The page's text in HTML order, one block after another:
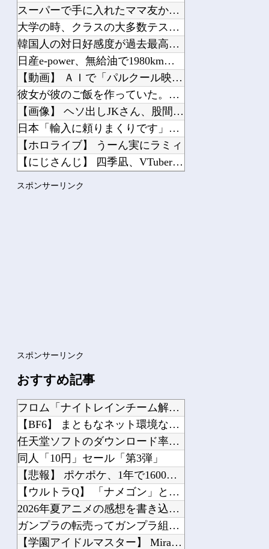
スーパーで手に入れたママ友からとうとうプールのお誘いが来た
大学の時、クラスの大多数テストでカンニングしてた科目があった...
韓国人の対日好感度が過去最高に、「ノージャパン」は終わった？...
日産e-power、無給油で1980km走行しギネス記録を達...
【動画】 ＡＩで「パルクール映像」を作ったらなんかコワい結果...
彼女が彼のご飯を作っていた。腹減った！もう待てないよぉ！ →...
【画像】 ヘソ出しJKさん、股間の方まで見えてしまうｗｗｗｗ...
日本「輸入に頼りまくりです」高市「円安ホクホク！ホクホクゥ！...
【ホロライブ】 うーん実にラミィ
【にじさんじ】 四季凪、VTuber昔話『竹取物語』を公開「...
スポンサーリンク
スポンサーリンク
おすすめ記事
フロム「ナイトレインチーム解散してターニッシュエディション完成させました」←これ...
【BF6】 まともなネット環境ならPing一桁とか言ってる奴たまにいるけどマヌケ...
任天堂ソフトのダウンロード率61.5%ｗｗｗ
同人「10円」セール「第3弾」
【悲報】 ポケポケ、1年で1600万人が引退・・・
【ウルトラQ】 「ナメゴン」とかいうシリーズ初の宇宙怪獣
2026年夏アニメの感想を書き込むスレ
ガンプラの転売ってガンプラ組んでる奴が片手間にやってるわけじゃないんだな…
【学園アイドルマスター】 MiraiMira「花海咲季 雨上がりのアイリス 特訓...